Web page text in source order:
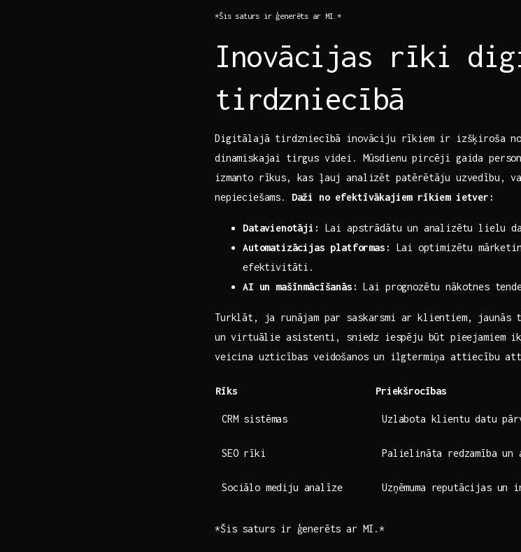
*Šis saturs ⁤ir ģenerēts ar MI.*
Inovācijas rīki
tirdzniecībā
Digitālajā tirdzniecībā inovāciju rīkiem ir izšķiroša
dinamiskajai tirgus videi. Mūsdienu pircēji gaida
izmanto rīkus, kas ļauj analizēt patērētāju uzvedību,
nepieciešams. Daži no ‍efektīvākajiem rīkiem‍ ietver:
Datavienotāji:
Lai‍ apstrādātu un analizētu lielu
Automatizācijas platformas:
Lai ⁢optimizētu
efektivitāti.
AI un mašīnmācīšanās: Lai prognozētu nākotnes
Turklāt, ja runājam par ‍saskarsmi ar klientiem, jaunās
⁢un virtuālie asistenti, sniedz iespēju būt pieejamiem
veicina uzticības veidošanos un ⁤ilgtermiņa attiecību
Rīks Priekšrocības
CRM sistēmas Uzlabota klientu datu
SEO rīki Palielināta redzamība un
Sociālo mediju analīze Uzņēmuma reputācijas
*Šis saturs ir ģenerēts ar ​MI.*